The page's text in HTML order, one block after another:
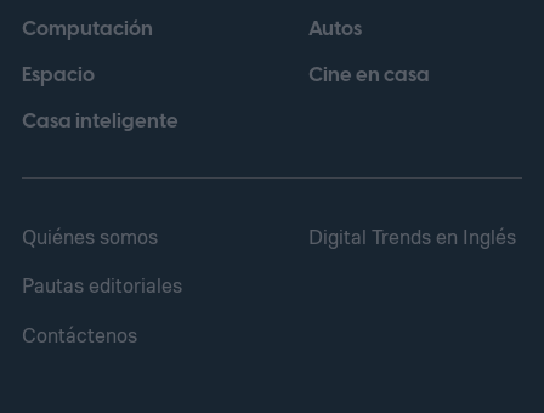
Computación
Espacio
Casa inteligente
Autos
Cine en casa
Quiénes somos
Pautas editoriales
Contáctenos
Digital Trends en Inglés